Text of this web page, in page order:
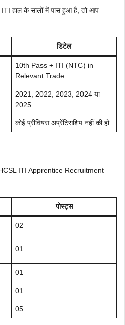
हाल के सालों में पास हुआ है, तो आप
डिटेल
10th Pass + ITI (NTC) in
Relevant Trade
2021, 2022, 2023, 2024 या
2025
कोई प्रीवियस अप्रेंटिसशिप नहीं की हो
ITI Apprentice Recruitment
पोस्ट्स
02
01
01
01
05